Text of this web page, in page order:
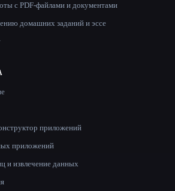
с PDF-файлами и документами
домашних заданий и эссе
приложений
приложений
и извлечение данных